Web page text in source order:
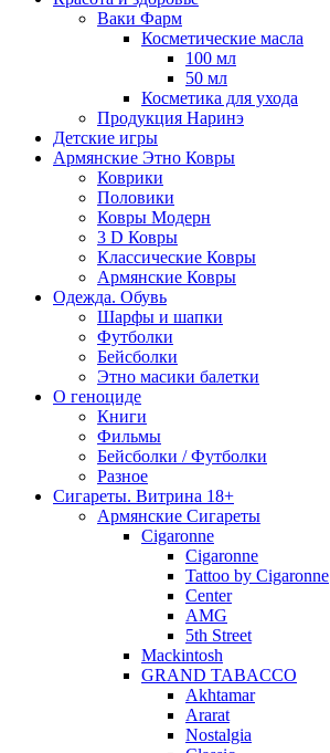
Ваки Фарм
Косметические масла
100 мл
50 мл
Косметика для ухода
Продукция Наринэ
Детские игры
Армянские Этно Ковры
Коврики
Половики
Ковры Модерн
3 D Ковры
Классические Ковры
Армянские Ковры
Одежда. Обувь
Шарфы и шапки
Футболки
Бейсболки
Этно масики балетки
О геноциде
Книги
Фильмы
Бейсболки / Футболки
Разное
Сигареты. Витрина 18+
Армянские Сигареты
Cigaronne
Cigaronne
Tattoo by Cigaronne
Center
AMG
5th Street
Mackintosh
GRAND TABACCO
Akhtamar
Ararat
Nostalgia